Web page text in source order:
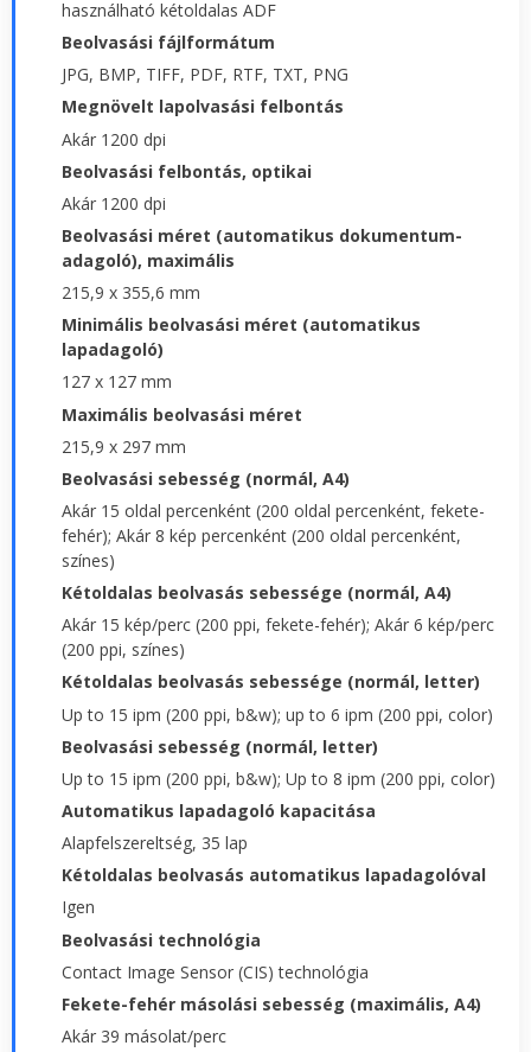
használható kétoldalas ADF
Beolvasási fájlformátum
JPG, BMP, TIFF, PDF, RTF, TXT, PNG
Megnövelt lapolvasási felbontás
Akár 1200 dpi
Beolvasási felbontás, optikai
Akár 1200 dpi
Beolvasási méret (automatikus dokumentum-
adagoló), maximális
215,9 x 355,6 mm
Minimális beolvasási méret (automatikus
lapadagoló)
127 x 127 mm
Maximális beolvasási méret
215,9 x 297 mm
Beolvasási sebesség (normál, A4)
Akár 15 oldal percenként (200 oldal percenként, fekete-
fehér); Akár 8 kép percenként (200 oldal percenként,
színes)
Kétoldalas beolvasás sebessége (normál, A4)
Akár 15 kép/perc (200 ppi, fekete-fehér); Akár 6 kép/perc
(200 ppi, színes)
Kétoldalas beolvasás sebessége (normál, letter)
Up to 15 ipm (200 ppi, b&w); up to 6 ipm (200 ppi, color)
Beolvasási sebesség (normál, letter)
Up to 15 ipm (200 ppi, b&w); Up to 8 ipm (200 ppi, color)
Automatikus lapadagoló kapacitása
Alapfelszereltség, 35 lap
Kétoldalas beolvasás automatikus lapadagolóval
Igen
Beolvasási technológia
Contact Image Sensor (CIS) technológia
Fekete-fehér másolási sebesség (maximális, A4)
Akár 39 másolat/perc